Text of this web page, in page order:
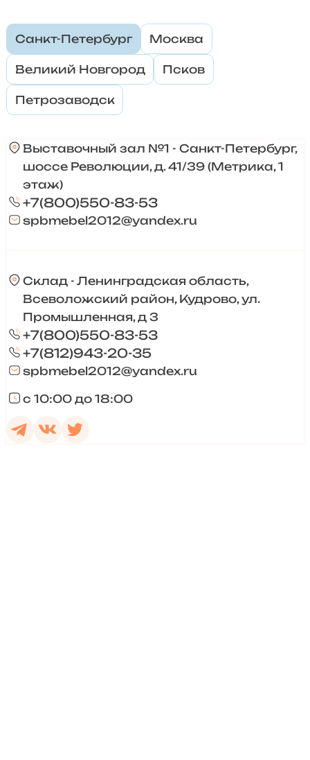
Санкт-Петербург Москва
Великий Новгород Псков
Петрозаводск
Выставочный зал №1 - Санкт-Петербург,
шоссе Революции, д. 41/39 (Метрика, 1
этаж)
+7(800)550-83-53
spbmebel2012@yandex.ru
Склад - Ленинградская область,
Всеволожский район, Кудрово, ул.
Промышленная, д 3
+7(800)550-83-53
+7(812)943-20-35
spbmebel2012@yandex.ru
с 10:00 до 18:00